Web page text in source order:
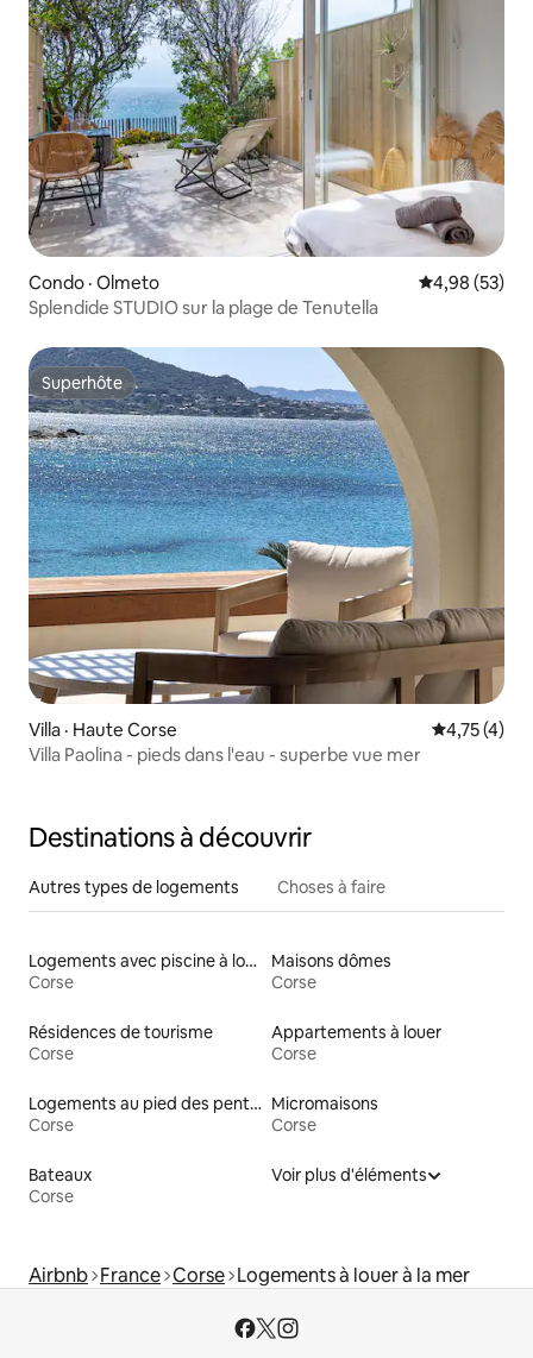
Condo · Olmeto Note
4,98 (53)
Splendide STUDIO sur la plage de Tenutella
Superhôte
Superhôte
Villa · Haute Corse Note
4,75 (4)
Villa Paolina - pieds dans l'eau - superbe vue mer
Destinations à découvrir
Autres types de logements Choses à faire
Logements avec piscine à louer
Corse
Maisons dômes
Corse
Résidences de tourisme
Corse
Appartements à louer
Corse
Logements au pied des pentes à louer
Corse
Micromaisons
Corse
Bateaux
Corse
Voir plus d'éléments
Airbnb France Corse Logements à louer à la mer